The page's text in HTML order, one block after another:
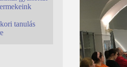
tanulás